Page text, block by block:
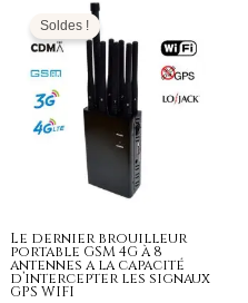
Soldes !
Le dernier brouilleur
portable GSM 4G à 8
antennes a la capacité
d’intercepter les signaux
GPS WIFI
initial
était :
599,00€.269,99€.